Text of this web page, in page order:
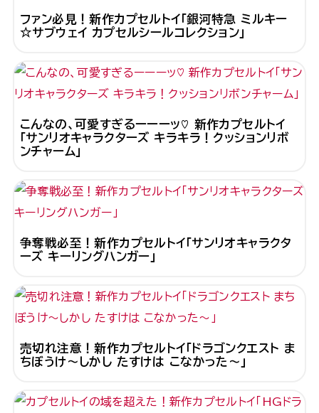
ファン必見！新作カプセルトイ「銀河特急 ミルキー
☆サブウェイ カプセルシールコレクション」
こんなの、可愛すぎるーーーッ♡ 新作カプセルトイ
「サンリオキャラクターズ キラキラ！クッションリボ
ンチャーム」
争奪戦必至！新作カプセルトイ「サンリオキャラクタ
ーズ キーリングハンガー」
売切れ注意！新作カプセルトイ「ドラゴンクエスト ま
ちぼうけ～しかし たすけは こなかった～」